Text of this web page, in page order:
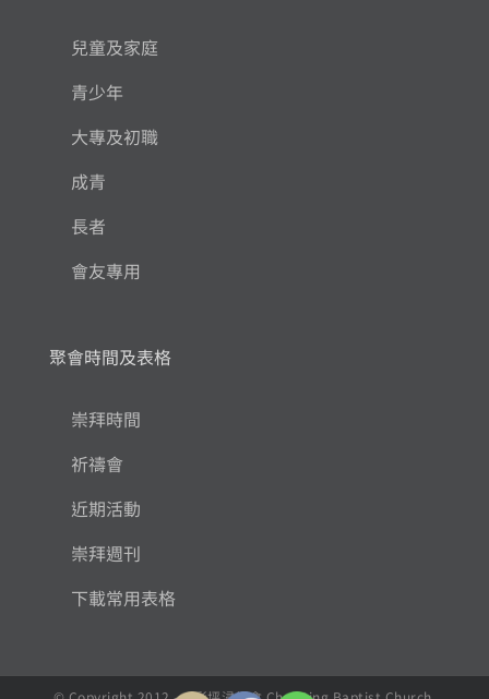
兒童及家庭
青少年
大專及初職
成青
長者
會友專用
聚會時間及表格
崇拜時間
祈禱會
近期活動
崇拜週刊
下載常用表格